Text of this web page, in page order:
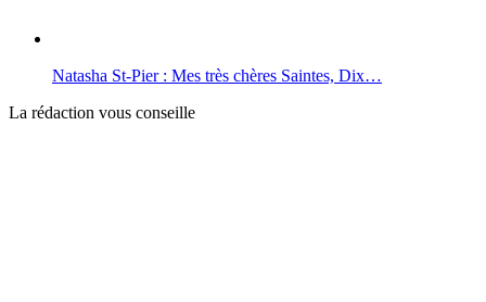
Natasha St-Pier : Mes très chères Saintes, Dix…
La rédaction vous conseille